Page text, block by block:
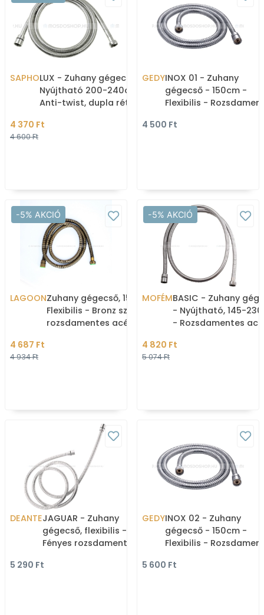
SAPHOLUX - Zuhany gégecső -
Nyújtható 200-240cm -
Anti-twist, dupla rétegű
acél
4 370 Ft
4 600 Ft
GEDYINOX 01 - Zuhany
gégecső - 150cm -
Flexibilis -
4 500 Ft
-5% AKCIÓ
LAGOONZuhany gégecső, 150cm -
Flexibilis - Bronz színű
rozsdamentes acél (YQ -
4 687 Ft
4 934 Ft
-5% AKCIÓ
MOFÉMBASIC - Zuhany
- Nyújtható, 145-
- Rozsdamentes
4 820 Ft
5 074 Ft
DEANTEJAGUAR - Zuhany
gégecső, flexibilis -
Fényes rozsdamentes
5 290 Ft
GEDYINOX 02 - Zuhany
gégecső - 150cm -
Flexibilis -
5 600 Ft